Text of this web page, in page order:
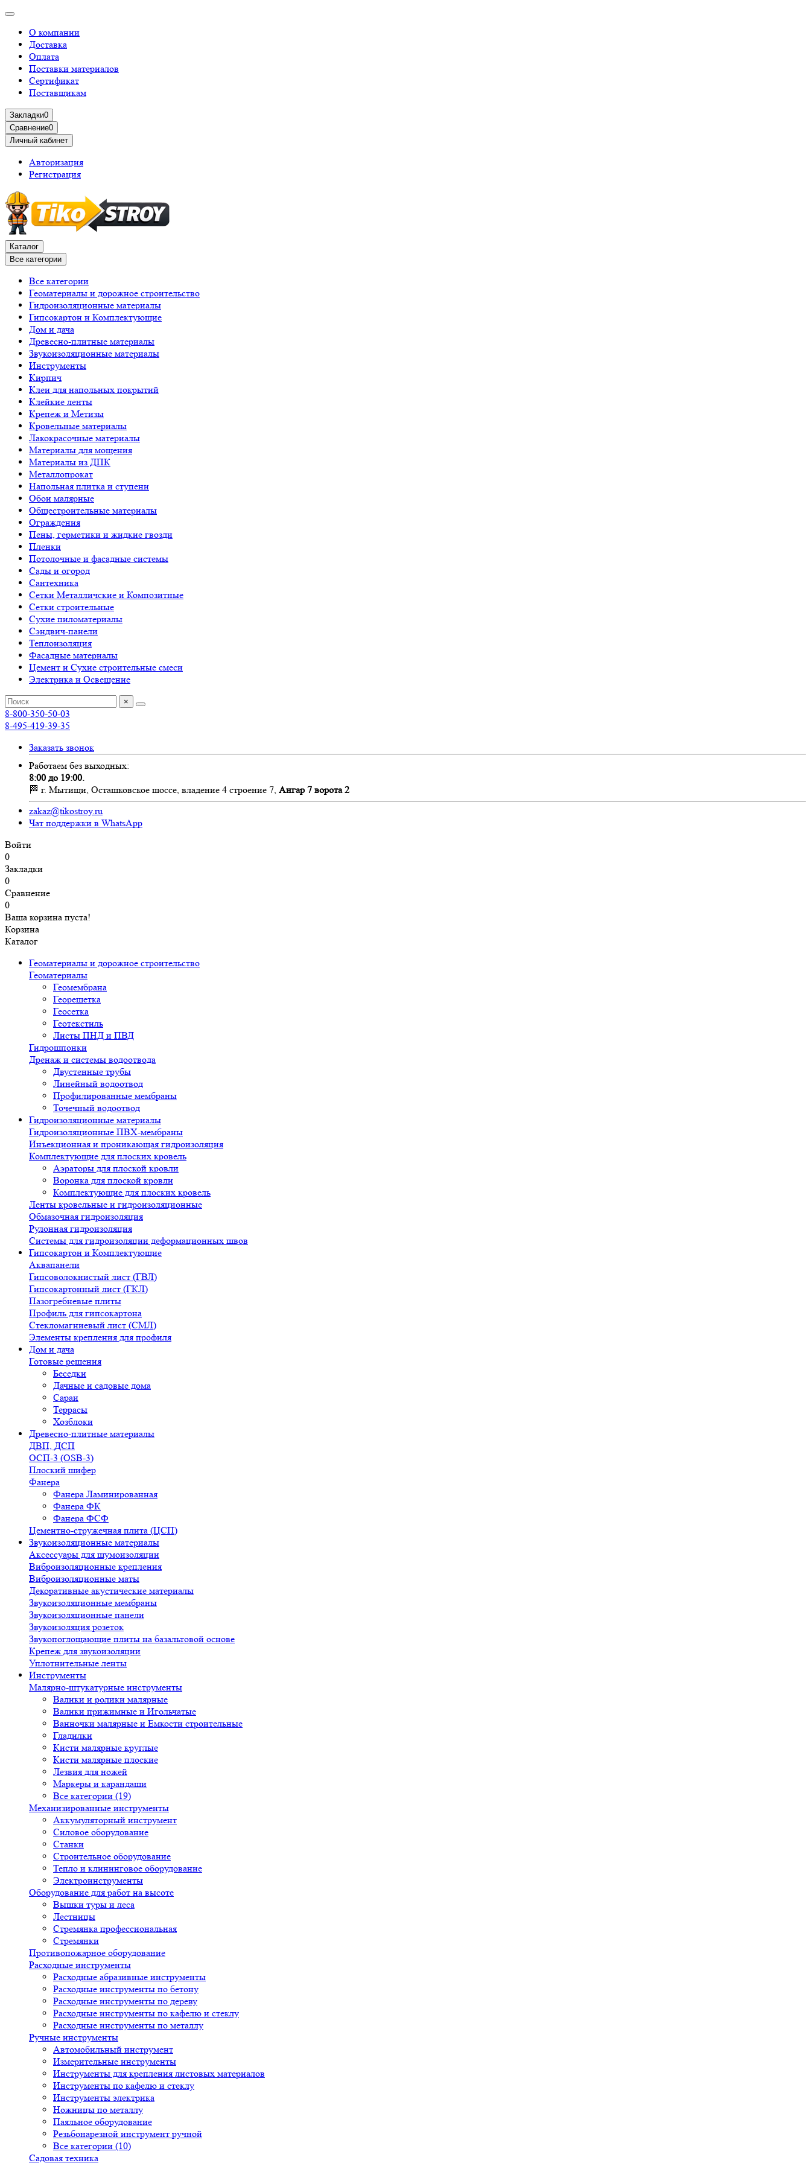
О компании
Доставка
Оплата
Поставки материалов
Сертификат
Поставщикам
Закладки0
Сравнение0
Личный кабинет
Авторизация
Регистрация
Каталог
Все категории
Все категории
Геоматериалы и дорожное строительство
Гидроизоляционные материалы
Гипсокартон и Комплектующие
Дом и дача
Древесно-плитные материалы
Звукоизоляционные материалы
Инструменты
Кирпич
Клеи для напольных покрытий
Клейкие ленты
Крепеж и Метизы
Кровельные материалы
Лакокрасочные материалы
Материалы для мощения
Материалы из ДПК
Металлопрокат
Напольная плитка и ступени
Обои малярные
Общестроительные материалы
Ограждения
Пены, герметики и жидкие гвозди
Пленки
Потолочные и фасадные системы
Сады и огород
Сантехника
Сетки Металличские и Композитные
Сетки строительные
Сухие пиломатериалы
Сэндвич-панели
Теплоизоляция
Фасадные материалы
Цемент и Сухие строительные смеси
Электрика и Освещение
×
8-800-350-50-03
8-495-419-39-35
Заказать звонок
Работаем без выходных:
8:00 до 19:00.
🏁 г. Мытищи, Осташковское шоссе, владение 4 строение 7, Ангар 7 ворота 2
zakaz@tikostroy.ru
Чат поддержки в WhatsApp
Войти
0
Закладки
0
Сравнение
0
Ваша корзина пуста!
Корзина
Каталог
Геоматериалы и дорожное строительство
Геоматериалы
Геомембрана
Георешетка
Геосетка
Геотекстиль
Листы ПНД и ПВД
Гидрошпонки
Дренаж и системы водоотвода
Двустенные трубы
Линейный водоотвод
Профилированные мембраны
Точечный водоотвод
Гидроизоляционные материалы
Гидроизоляционные ПВХ-мембраны
Инъекционная и проникающая гидроизоляция
Комплектующие для плоских кровель
Аэраторы для плоской кровли
Воронка для плоской кровли
Комплектующие для плоских кровель
Ленты кровельные и гидроизоляционные
Обмазочная гидроизоляция
Рулонная гидроизоляция
Системы для гидроизоляции деформационных швов
Гипсокартон и Комплектующие
Аквапанели
Гипсоволокнистый лист (ГВЛ)
Гипсокартонный лист (ГКЛ)
Пазогребневые плиты
Профиль для гипсокартона
Стекломагниевый лист (СМЛ)
Элементы крепления для профиля
Дом и дача
Готовые решения
Беседки
Дачные и садовые дома
Сараи
Террасы
Хозблоки
Древесно-плитные материалы
ДВП, ДСП
ОСП-3 (OSB-3)
Плоский шифер
Фанера
Фанера Ламинированная
Фанера ФК
Фанера ФСФ
Цементно-стружечная плита (ЦСП)
Звукоизоляционные материалы
Аксессуары для шумоизоляции
Виброизоляционные крепления
Виброизоляционные маты
Декоративные акустические материалы
Звукоизоляционные мембраны
Звукоизоляционные панели
Звукоизоляция розеток
Звукопоглощающие плиты на базальтовой основе
Крепеж для звукоизоляции
Уплотнительные ленты
Инструменты
Малярно-штукатурные инструменты
Валики и ролики малярные
Валики прижимные и Игольчатые
Ванночки малярные и Емкости строительные
Гладилки
Кисти малярные круглые
Кисти малярные плоские
Лезвия для ножей
Маркеры и карандаши
Все категории (19)
Механизированные инструменты
Аккумуляторный инструмент
Силовое оборудование
Станки
Строительное оборудование
Тепло и клининговое оборудование
Электроинструменты
Оборудование для работ на высоте
Вышки туры и леса
Лестницы
Стремянка профессиональная
Стремянки
Противопожарное оборудование
Расходные инструменты
Расходные абразивные инструменты
Расходные инструменты по бетону
Расходные инструменты по дереву
Расходные инструменты по кафелю и стеклу
Расходные инструменты по металлу
Ручные инструменты
Автомобильный инструмент
Измерительные инструменты
Инструменты для крепления листовых материалов
Инструменты по кафелю и стеклу
Инструменты электрика
Ножницы по металлу
Паяльное оборудование
Резьбонарезной инструмент ручной
Все категории (10)
Садовая техника